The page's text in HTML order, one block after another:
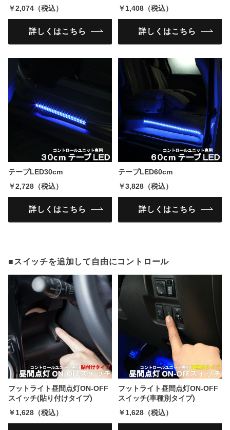
￥2,074（税込）
詳しくはこちら
￥1,408（税込）
詳しくはこちら
テープLED30cm
￥2,728（税込）
詳しくはこちら
テープLED60cm
￥3,828（税込）
詳しくはこちら
■スイッチを追加して自由にコントロール
フットライト昼間点灯ON-OFF
スイッチ(貼り付けタイプ)
￥1,628（税込）
フットライト昼間点灯ON-OFF
スイッチ(車種別タイプ)
￥1,628（税込）